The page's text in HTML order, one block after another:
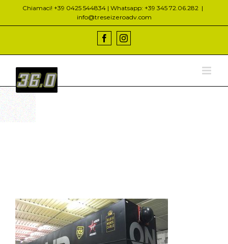
contenuto
Chiamaci! +39 0425 544834 | Whatsapp: +39 345 72.06.282 |
info@treseizeroadv.com
FacebookInstagram